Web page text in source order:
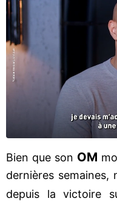
Bien que son OM
dernières semaines,
depuis la victoire